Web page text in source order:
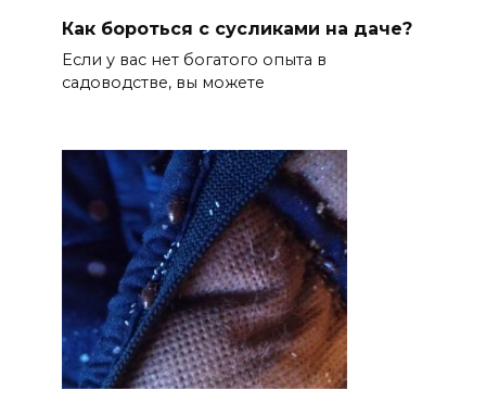
Как бороться с сусликами на даче?
Если у вас нет богатого опыта в
садоводстве, вы можете